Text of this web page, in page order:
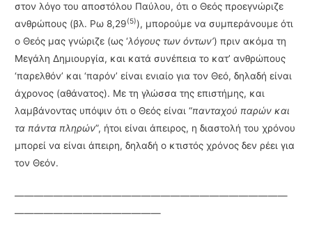
στον λόγο του αποστόλου Παύλου, ότι ο Θεός προεγνώριζε
ανθρώπους (βλ. Ρω 8,29(5)), μπορούμε να συμπεράνουμε ότι
ο Θεός μας γνώριζε (ως ‘λόγους των όντων’) πριν ακόμα τη
Μεγάλη Δημιουργία, και κατά συνέπεια το κατ’ ανθρώπους
‘παρελθόν’ και ‘παρόν’ είναι ενιαίο για τον Θεό, δηλαδή είναι
άχρονος (αθάνατος). Με τη γλώσσα της επιστήμης, και
λαμβάνοντας υπόψιν ότι ο Θεός είναι “πανταχού παρών και
τα πάντα πληρών”, ήτοι είναι άπειρος, η διαστολή του χρόνου
μπορεί να είναι άπειρη, δηλαδή ο κτιστός χρόνος δεν ρέει για
τον Θεόν.
————————————————————————————
———————————————